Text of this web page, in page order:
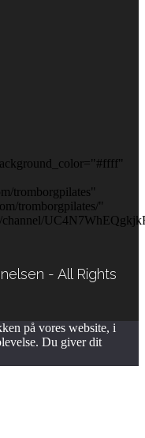
tromborgpilates"
tromborgpilates/"
- All Rights
på vores website, i
Du giver dit